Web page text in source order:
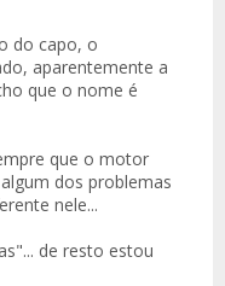
do capo, o
aparentemente a
que o nome é
que o motor
dos problemas
nele...
de resto estou